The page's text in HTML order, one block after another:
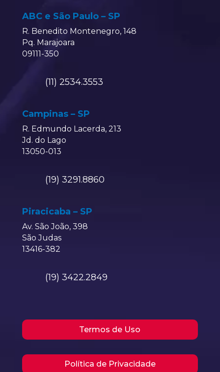
ABC e São Paulo – SP
R. Benedito Montenegro, 148
Pq. Marajoara
09111-350
(11) 2534.3553
Campinas – SP
R. Edmundo Lacerda, 213
Jd. do Lago
13050-013
(19) 3291.8860
Piracicaba – SP
Av. São João, 398
São Judas
13416-382
(19) 3422.2849
Termos de Uso
Política de Privacidade